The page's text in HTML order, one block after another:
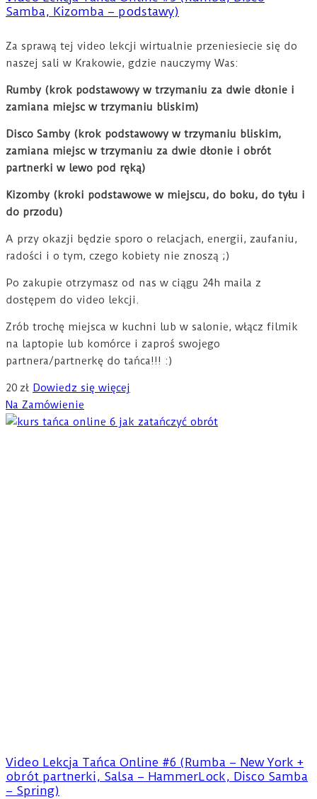
Samba, Kizomba – podstawy)
Za sprawą tej video lekcji wirtualnie przeniesiecie się do
naszej sali w Krakowie, gdzie nauczymy Was:
Rumby (krok podstawowy w trzymaniu za dwie dłonie i
zamiana miejsc w trzymaniu bliskim)
Disco Samby (krok podstawowy w trzymaniu bliskim,
zamiana miejsc w trzymaniu za dwie dłonie i obrót
partnerki w lewo pod ręką)
Kizomby (kroki podstawowe w miejscu, do boku, do tyłu i
do przodu)
A przy okazji będzie sporo o relacjach, energii, zaufaniu,
radości i o tym, czego kobiety nie znoszą ;)
Po zakupie otrzymasz od nas w ciągu 24h maila z
dostępem do video lekcji.
Zrób trochę miejsca w kuchni lub w salonie, włącz filmik
na laptopie lub komórce i zaproś swojego
partnera/partnerkę do tańca!!! :)
20 zł Dowiedz się więcej
Na Zamówienie
Video Lekcja Tańca Online #6 (Rumba – New York +
obrót partnerki, Salsa – HammerLock, Disco Samba
– Spring)